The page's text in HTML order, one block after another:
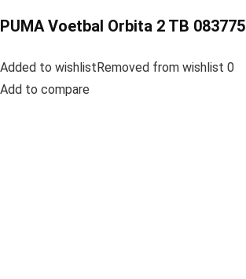
PUMA Voetbal Orbita 2 TB 083775
Added to wishlistRemoved from wishlist 0
Add to compare